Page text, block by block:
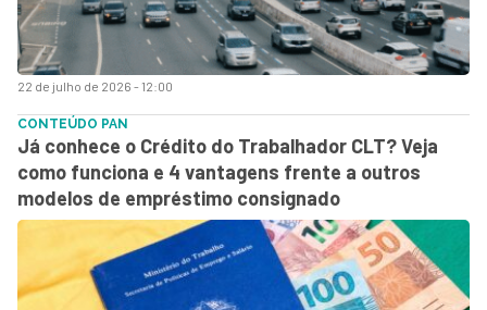
22 de julho de 2026 - 12:00
CONTEÚDO PAN
Já conhece o Crédito do Trabalhador CLT? Veja
como funciona e 4 vantagens frente a outros
modelos de empréstimo consignado